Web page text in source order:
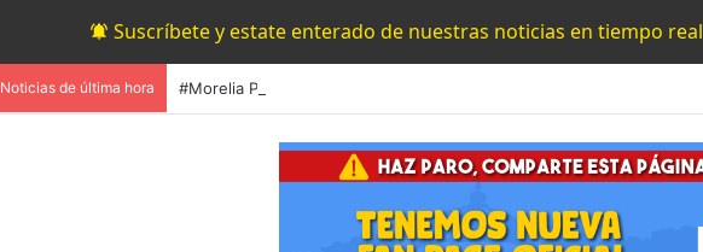
Suscríbete y estate enterado de nuestras noticias en tiempo real
Noticias de última hora